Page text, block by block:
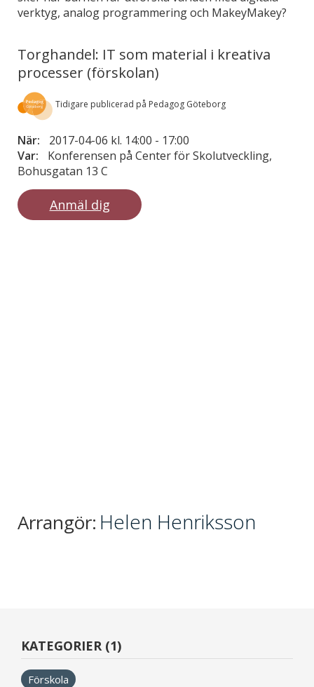
verktyg, analog programmering och MakeyMakey?
Torghandel: IT som material i kreativa
processer (förskolan)
Tidigare publicerad på Pedagog Göteborg
När: 2017-04-06 kl. 14:00 - 17:00
Var:
Konferensen på Center för Skolutveckling,
Bohusgatan 13 C
Anmäl dig
Arrangör: Helen Henriksson
KATEGORIER (1)
Förskola